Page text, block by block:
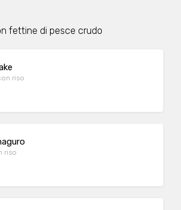
fettine di pesce crudo
riso
riso